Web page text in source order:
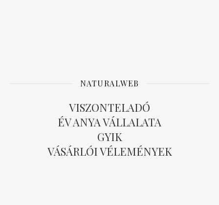
NATURALWEB
VISZONTELADÓ
ÉV ANYA VÁLLALATA
GYIK
VÁSÁRLÓI VÉLEMÉNYEK